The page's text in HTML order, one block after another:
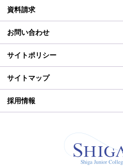
過去の入試問題
海外研修旅行
学校行事
PT通信
各種証明書交付について
同窓会事務局よりお知らせ
同窓会報（すみれ）、すみれweb
ご住所変更
資料請求
お問い合わせ
サイトポリシー
サイトマップ
採用情報